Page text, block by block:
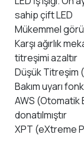
sahip çift LED
Mükemmel
Karşı ağırlık
titreşimi azaltır
Düşük Titreşim
Bakım uyarı
AWS (Otomatik
donatılmıştır
XPT (eXtreme